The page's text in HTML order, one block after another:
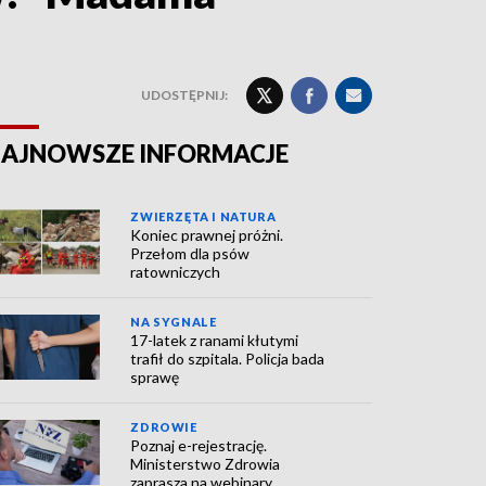
UDOSTĘPNIJ:
INFORMACJE
ZWIERZĘTA I NATURA
Koniec prawnej próżni.
Przełom dla psów
ratowniczych
NA SYGNALE
17-latek z ranami kłutymi
trafił do szpitala. Policja bada
sprawę
ZDROWIE
Poznaj e-rejestrację.
Ministerstwo Zdrowia
zaprasza na webinary